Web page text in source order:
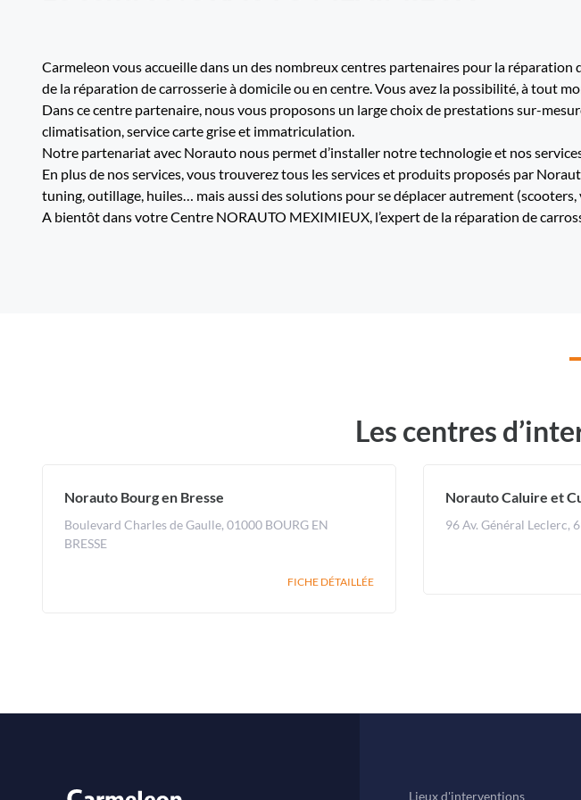
Carmeleon vous accueille dans un des nombreux centres partenaires pour la
de la réparation de carrosserie à domicile ou en centre. Vous avez la possibilité, à tout
Dans ce centre partenaire, nous vous proposons un large choix de prestations sur-
climatisation, service carte grise et immatriculation.
Notre partenariat avec Norauto nous permet d’installer notre technologie et nos
En plus de nos services, vous trouverez tous les services et produits proposés par
tuning, outillage, huiles… mais aussi des solutions pour se déplacer autrement
A bientôt dans votre Centre NORAUTO MEXIMIEUX, l’expert de la réparation de
Les centres
Norauto Bourg en Bresse
Boulevard Charles de Gaulle, 01000 BOURG EN
BRESSE
FICHE DÉTAILLÉE
Norauto Caluire et
96 Av. Général Leclerc,
Lieux d'interventions